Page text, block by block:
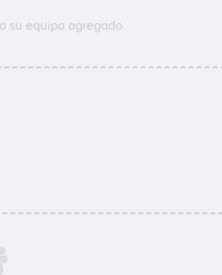
su equipo agregado